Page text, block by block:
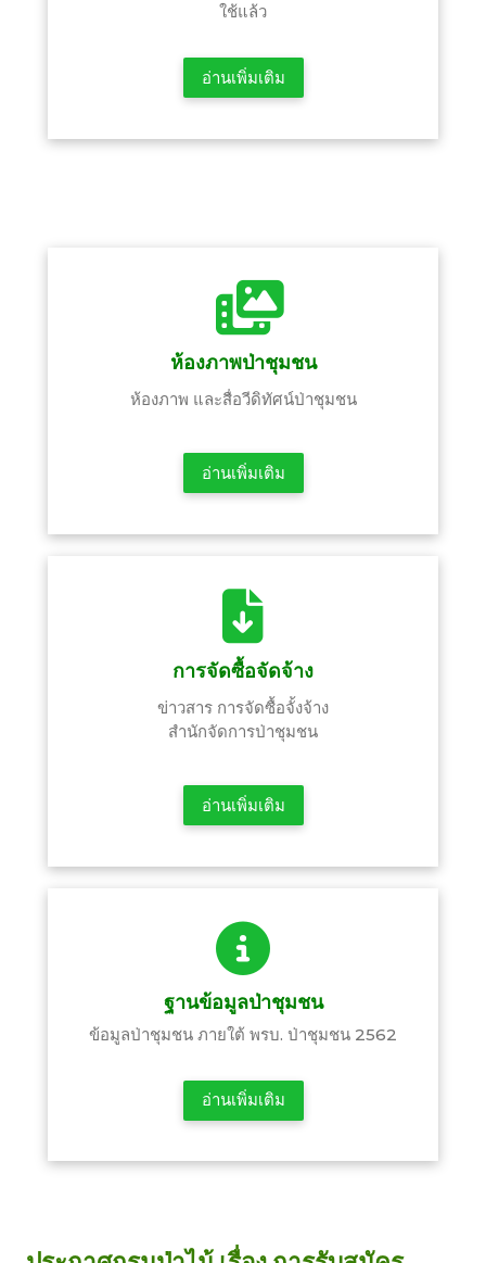
ใช้แล้ว
อ่านเพิ่มเติม
ห้องภาพป่าชุมชน
ห้องภาพ และสื่อวีดิทัศน์ป่าชุมชน
อ่านเพิ่มเติม
การจัดซื้อจัดจ้าง
ข่าวสาร การจัดซื้อจั้งจ้าง
สำนักจัดการป่าชุมชน
อ่านเพิ่มเติม
ฐานข้อมูลป่าชุมชน
ข้อมูลป่าชุมชน ภายใต้ พรบ. ป่าชุมชน 2562
อ่านเพิ่มเติม